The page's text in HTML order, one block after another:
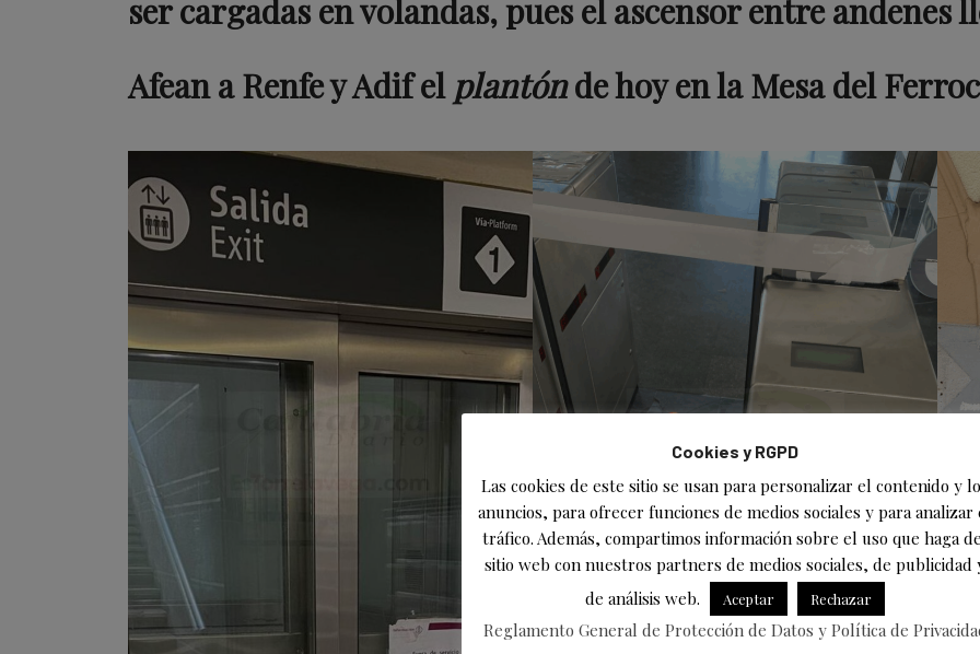
ser cargadas en volandas, pues el ascensor entre andenes
Afean a Renfe y Adif el plantónde hoy en la Mesa del
Cookies y RGPD
Las cookies de este sitio se usan para personalizar el contenido y
anuncios, para ofrecer funciones de medios sociales y para analizar
tráfico. Además, compartimos información sobre el uso que haga
sitio web con nuestros partners de medios sociales, de publicidad
de análisis web.
Aceptar Rechazar
Reglamento General de Protección de Datos y Política de